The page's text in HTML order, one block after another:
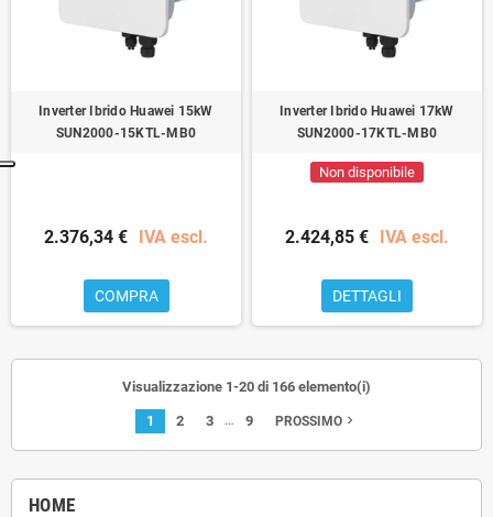
HOME
Inverter Ibrido Huawei 15kW
SUN2000-15KTL-MB0
2.376,34 € IVA escl.
COMPRA
Inverter Ibrido Huawei 17kW
SUN2000-17KTL-MB0
Non disponibile
2.424,85 € IVA escl.
DETTAGLI
Visualizzazione 1-20 di 166 elemento(i)
1 2 3 … 9 PROSSIMO navigate_next